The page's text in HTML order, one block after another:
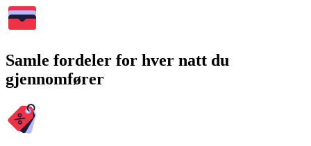
Samle fordeler for hver natt du
gjennomfører